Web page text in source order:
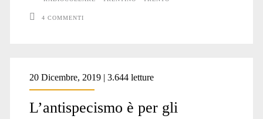
4 COMMENTI
20 Dicembre, 2019 | 3.644 letture
L’antispecismo è per gli